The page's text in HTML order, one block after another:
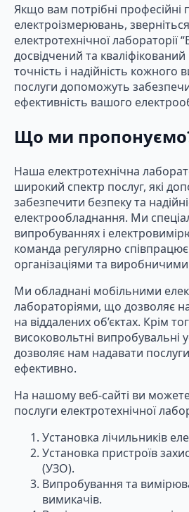
Якщо вам потрібні професійні
електроізмерювань,
електротехнічної лабораторії
досвідчений та
точність і надійність кожного
послуги допоможуть
ефективність вашого
Що ми
Наша електротехнічна
широкий спектр послуг, які
забезпечити безпеку та
електрообладнання. Ми
випробуваннях і
команда регулярно
організаціями та
Ми обладнані мобільними
лабораторіями, що дозволяє
на віддалених об’єктах. Крім
високовольтні випробувальні
дозволяє нам надавати
ефективно.
На нашому веб-сайті ви
послуги електротехнічної
Установка лічильників
Установка пристроїв
(УЗО).
Випробування та
вимикачів.